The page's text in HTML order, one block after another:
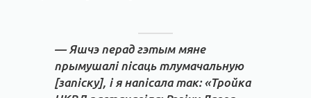
— Яшчэ перад гэтым мяне
прымушалі пісаць тлумачальную
[запіску], і я напісала так: «Тройка